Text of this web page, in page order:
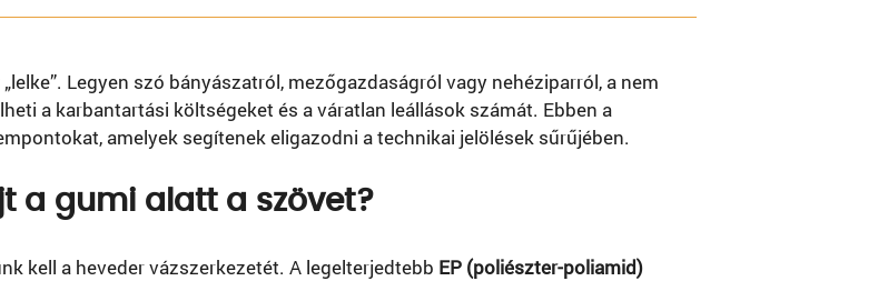
Legyen szó bányászatról, mezőgazdaságról vagy nehéziparról, a nem
a karbantartási költségeket és a váratlan leállások számát. Ebben a
amelyek segítenek eligazodni a technikai jelölések sűrűjében.
a gumi alatt a szövet?
kell a heveder vázszerkezetét. A legelterjedtebb EP (poliészter-poliamid)